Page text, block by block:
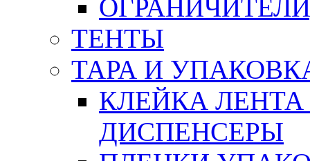
ТЕНТЫ
ТАРА И
КЛЕЙКА
ДИСПЕНСЕРЫ